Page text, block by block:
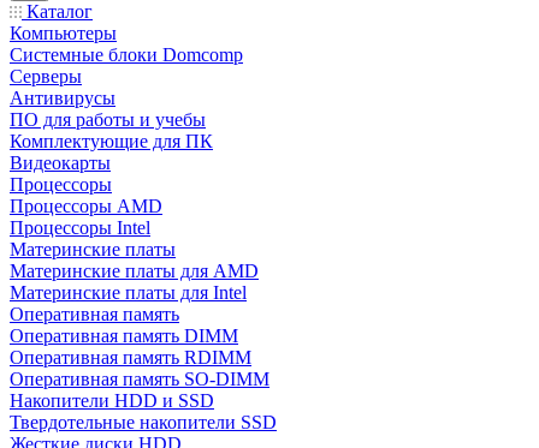
Каталог
Компьютеры
Системные блоки Domcomp
Серверы
Антивирусы
ПО для работы и учебы
Комплектующие для ПК
Видеокарты
Процессоры
Процессоры AMD
Процессоры Intel
Материнские платы
Материнские платы для AMD
Материнские платы для Intel
Оперативная память
Оперативная память DIMM
Оперативная память RDIMM
Оперативная память SO-DIMM
Накопители HDD и SSD
Твердотельные накопители SSD
Жесткие диски HDD